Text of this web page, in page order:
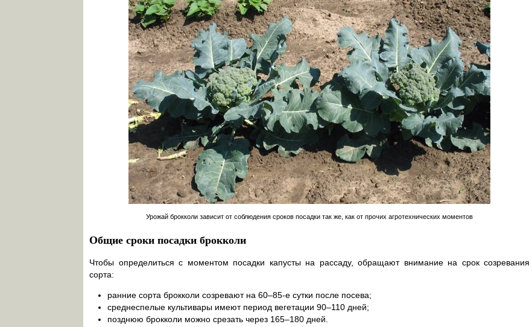
Урожай брокколи зависит от соблюдения сроков посадки так же, как от прочих агротехнических моментов
Общие сроки посадки брокколи
Чтобы определиться с моментом посадки капусты на рассаду, обращают внимание на срок созревания
сорта:
ранние сорта брокколи созревают на 60–85-е сутки после посева;
среднеспелые культивары имеют период вегетации 90–110 дней;
позднюю брокколи можно срезать через 165–180 дней.